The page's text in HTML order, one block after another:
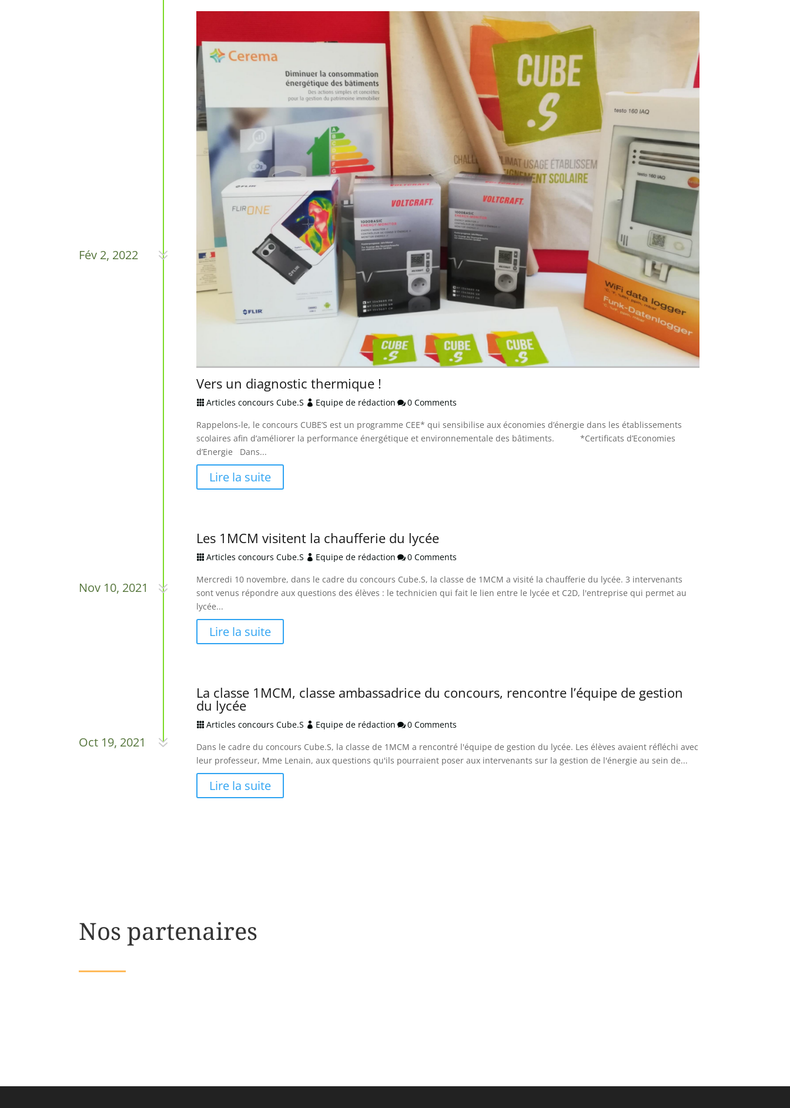
7
Vers un diagnostic thermique !
 Articles concours Cube.S  Equipe de rédaction  0 Comments
Rappelons-le, le concours CUBE’S est un programme CEE* qui sensibilise aux économies d’énergie dans les établissements
scolaires afin d’améliorer la performance énergétique et environnementale des bâtiments. *Certificats d’Economies
d’Energie Dans...
Lire la suite
Fév 2, 2022
7
Les 1MCM visitent la chaufferie du lycée
 Articles concours Cube.S  Equipe de rédaction  0 Comments
Mercredi 10 novembre, dans le cadre du concours Cube.S, la classe de 1MCM a visité la chaufferie du lycée. 3 intervenants
sont venus répondre aux questions des élèves : le technicien qui fait le lien entre le lycée et C2D, l'entreprise qui permet au
lycée...
Lire la suite
Nov 10, 2021
7
La classe 1MCM, classe ambassadrice du concours, rencontre l’équipe de gestion
du lycée
 Articles concours Cube.S  Equipe de rédaction  0 Comments
Dans le cadre du concours Cube.S, la classe de 1MCM a rencontré l'équipe de gestion du lycée. Les élèves avaient réfléchi avec
leur professeur, Mme Lenain, aux questions qu'ils pourraient poser aux intervenants sur la gestion de l'énergie au sein de...
Lire la suite
Oct 19, 2021
Nos partenaires